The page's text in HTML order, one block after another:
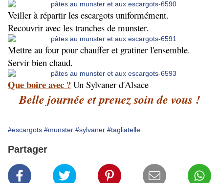
Veiller à répartir les escargots uniformément.
Recouvrir avec les tranches de munster.
Mettre au four pour chauffer et gratiner l'ensemble.
Servir bien chaud.
Que boire avec ? Un Sylvaner d'Alsace
Belle journée et prenez soin de vous !
#escargots #munster #sylvaner #tagliatelle
Partager